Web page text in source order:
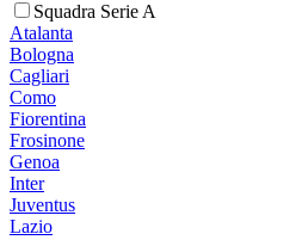
Squadra Serie A
Atalanta
Bologna
Cagliari
Como
Fiorentina
Frosinone
Genoa
Inter
Juventus
Lazio